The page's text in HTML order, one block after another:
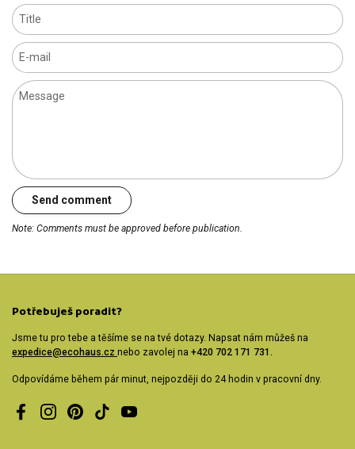
Title
E-mail
Message
Send comment
Note: Comments must be approved before publication.
Potřebuješ poradit?
Jsme tu pro tebe a těšíme se na tvé dotazy. Napsat nám můžeš na
expedice@ecohaus.cz nebo zavolej na +420 702 171 731.
Odpovídáme během pár minut, nejpozději do 24 hodin v pracovní dny.
FacebookInstagramPinterestTikTokYouTube